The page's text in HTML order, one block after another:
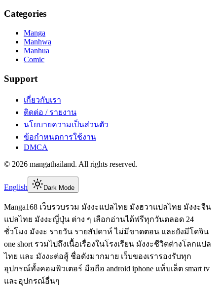
Categories
Manga
Manhwa
Manhua
Comic
Support
เกี่ยวกับเรา
ติดต่อ / รายงาน
นโยบายความเป็นส่วนตัว
ข้อกำหนดการใช้งาน
DMCA
© 2026 mangathailand. All rights reserved.
English Dark Mode
Manga168 เว็บรวบรวม มังงะแปลไทย มังฮวาแปลไทย มังงะจีน
แปลไทย มังงะญี่ปุ่น ต่าง ๆ เลือกอ่านได้ฟรีทุกวันตลอด 24
ชั่วโมง มังงะ รายวัน รายสัปดาห์ ไม่มีขาดตอน และยังมีโดจิน
one short รวมไปถึงเนื้อเรื่องในโรงเรียน มังงะชีวิตต่างโลกแปล
ไทย และ มังงะต่อสู้ ชื่อดังมากมาย เว็บของเรารองรับทุก
อุปกรณ์ทั้งคอมพิวเตอร์ มือถือ android iphone แท็บเล็ต smart tv
และอุปกรณ์อื่นๆ